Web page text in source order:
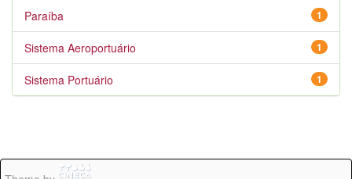
1
Paraíba
1
Sistema Aeroportuário
1
Sistema Portuário